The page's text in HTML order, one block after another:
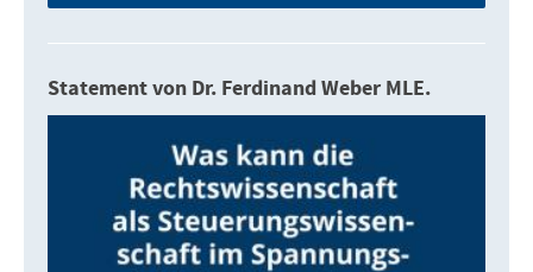
Statement von Dr. Ferdinand Weber MLE.